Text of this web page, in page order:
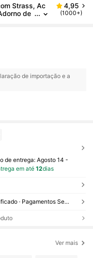
Strass, Ac
de
4,95
(1000+)
de importação e a
de entrega:Agosto 14 -
em até 12dias
Reenviar se o item estiver perdido/danificado · Pagamentos Seguros · Proteção de privacidade
Ver mais